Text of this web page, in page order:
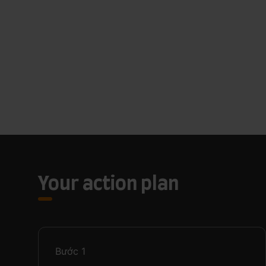
Your action plan
Bước 1